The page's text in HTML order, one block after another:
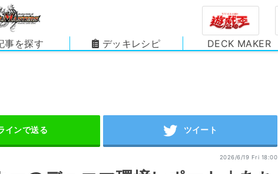
事を探す デッキレシピ DECK MAKER
2026/6/19 Fri 18:00